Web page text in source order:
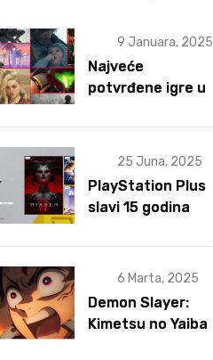
9 Januara, 2025
Najveće
potvrđene igre u
25 Juna, 2025
PlayStation Plus
slavi 15 godina
6 Marta, 2025
Demon Slayer:
Kimetsu no Yaiba